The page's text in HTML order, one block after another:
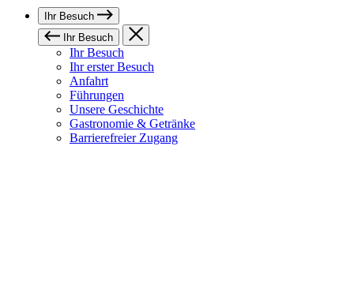
Ihr Besuch
Ihr Besuch
Ihr Besuch
Ihr erster Besuch
Anfahrt
Führungen
Unsere Geschichte
Gastronomie & Getränke
Barrierefreier Zugang